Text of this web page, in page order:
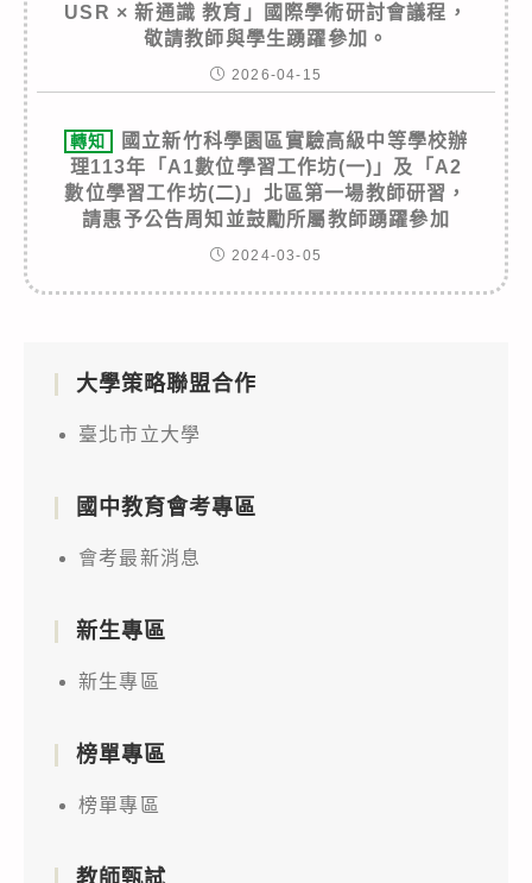
USR × 新通識 教育」國際學術研討會議程，
敬請教師與學生踴躍參加。
2026-04-15
轉知
國立新竹科學園區實驗高級中等學校辦
理113年「A1數位學習工作坊(一)」及「A2
數位學習工作坊(二)」北區第一場教師研習，
請惠予公告周知並鼓勵所屬教師踴躍參加
2024-03-05
大學策略聯盟合作
臺北市立大學
國中教育會考專區
會考最新消息
新生專區
新生專區
榜單專區
榜單專區
教師甄試